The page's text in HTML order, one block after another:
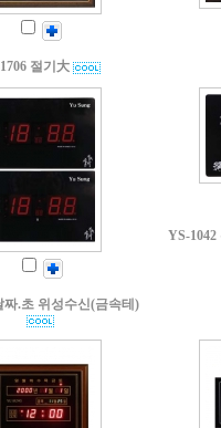
절기大
짜.초 위성수신(금속테)
YS-